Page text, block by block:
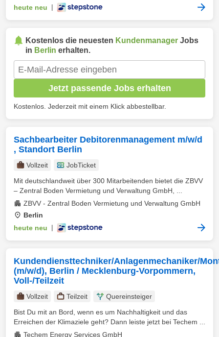
heute neu
Kostenlos die neuesten Kundenmanager Jobs
in Berlin erhalten.
Jetzt passende Jobs erhalten
Kostenlos. Jederzeit mit einem Klick abbestellbar.
Sachbearbeiter Debitorenmanagement m/w/d
, Standort Berlin
Vollzeit
JobTicket
Mit deutschlandweit über 300 Mitarbeitenden bietet die ZBVV
– Zentral Boden Vermietung und Verwaltung GmbH, ...
ZBVV - Zentral Boden Vermietung und Verwaltung GmbH
Berlin
heute neu
Kundendiensttechniker/Anlagenmechaniker/
(m/w/d), Berlin / Mecklenburg-Vorpommern,
Voll-/Teilzeit
Vollzeit Teilzeit
Quereinsteiger
Bist Du mit an Bord, wenn es um Nachhaltigkeit und das
Erreichen der Klimaziele geht? Dann leiste jetzt bei Techem ...
Techem Energy Services GmbH